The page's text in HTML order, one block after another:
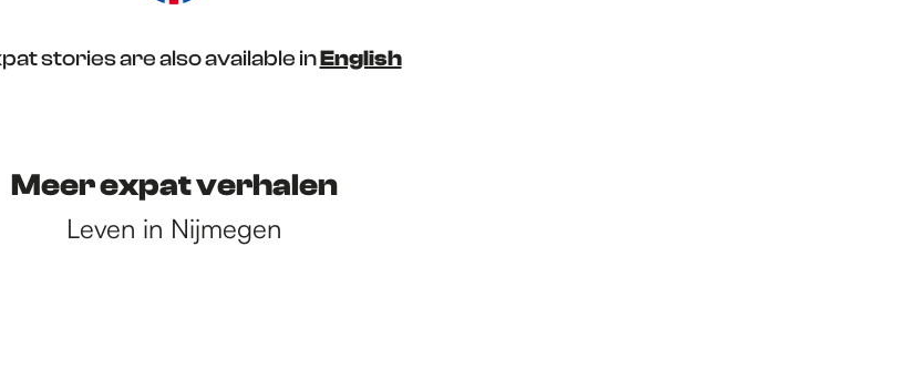
stories are also available inEnglish
Meer expat verhalen
Leven in Nijmegen